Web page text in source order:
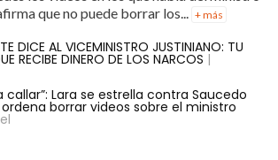
que no puede borrar los...
+ más
DICE AL VICEMINISTRO JUSTINIANO: TU
RECIBE DINERO DE LOS NARCOS |
callar”: Lara se estrella contra Saucedo
borrar videos sobre el ministro